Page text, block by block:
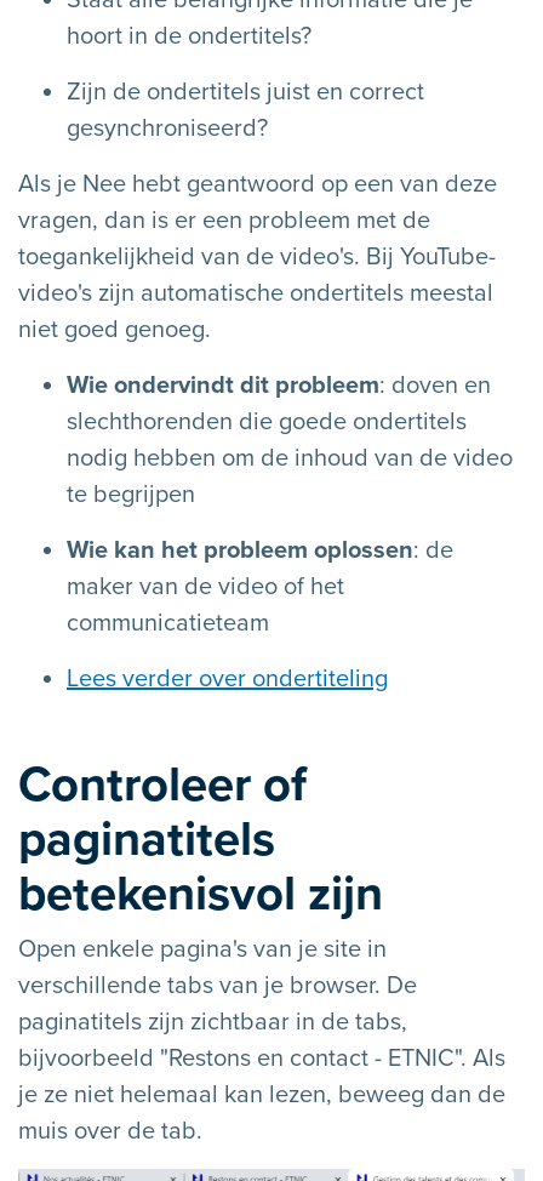
hoort in de ondertitels?
Zijn de ondertitels juist en correct
gesynchroniseerd?
Als je Nee hebt geantwoord op een van deze
vragen, dan is er een probleem met de
toegankelijkheid van de video's. Bij YouTube-
video's zijn automatische ondertitels meestal
niet goed genoeg.
Wie ondervindt dit probleem: doven en
slechthorenden die goede ondertitels
nodig hebben om de inhoud van de video
te begrijpen
Wie kan het probleem oplossen: de
maker van de video of het
communicatieteam
Lees verder over ondertiteling
Controleer of
paginatitels
betekenisvol zijn
Open enkele pagina's van je site in
verschillende tabs van je browser. De
paginatitels zijn zichtbaar in de tabs,
bijvoorbeeld "Restons en contact - ETNIC". Als
je ze niet helemaal kan lezen, beweeg dan de
muis over de tab.